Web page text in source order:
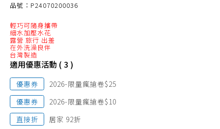
蓮
蓬
頭
品號：P24070200036
輕巧可隨身攜帶
細水加壓水花
露營 旅行 出差
在外洗澡良伴
台灣製造
適用優惠活動 ( 3 )
優惠券
2026-限量瘋搶卷$25
優惠券
2026-限量瘋搶卷$10
直接折
居家 92折